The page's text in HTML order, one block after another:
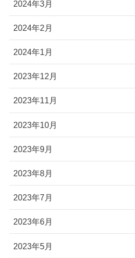
2024年3月
2024年2月
2024年1月
2023年12月
2023年11月
2023年10月
2023年9月
2023年8月
2023年7月
2023年6月
2023年5月